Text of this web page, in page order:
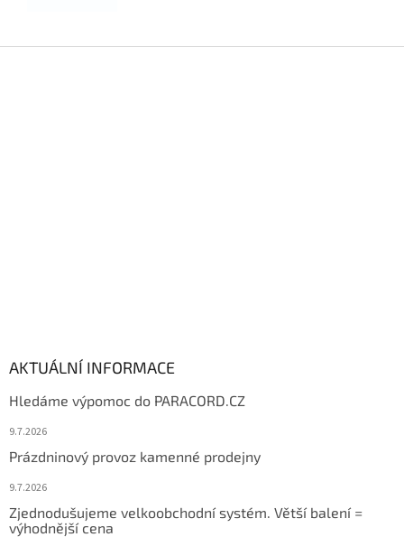
AKTUÁLNÍ INFORMACE
Hledáme výpomoc do PARACORD.CZ
9.7.2026
Prázdninový provoz kamenné prodejny
9.7.2026
Zjednodušujeme velkoobchodní systém. Větší balení =
výhodnější cena